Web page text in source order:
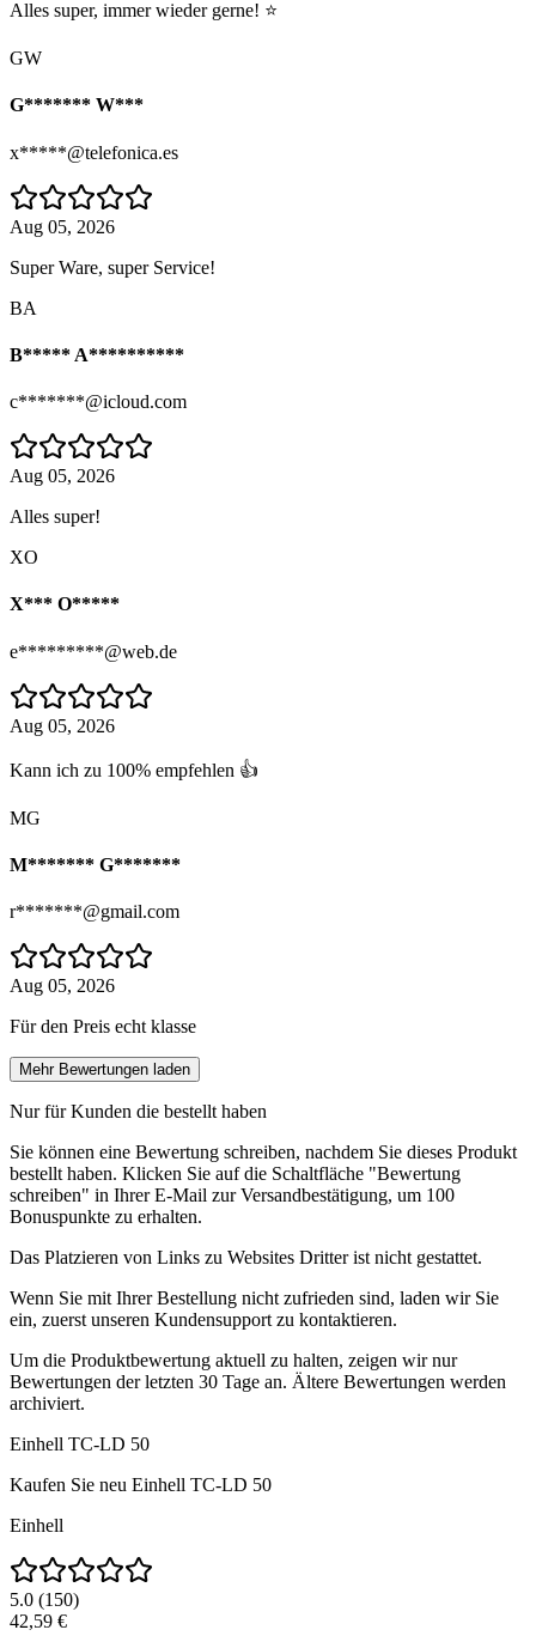
Alles super, immer wieder gerne! ⭐
GW
G******* W***
x*****@telefonica.es
Aug 05, 2026
Super Ware, super Service!
BA
B***** A**********
c*******@icloud.com
Aug 05, 2026
Alles super!
XO
X*** O*****
e*********@web.de
Aug 05, 2026
Kann ich zu 100% empfehlen 👍
MG
M******* G*******
r*******@gmail.com
Aug 05, 2026
Für den Preis echt klasse
Mehr Bewertungen laden
Nur für Kunden die bestellt haben
Sie können eine Bewertung schreiben, nachdem Sie dieses Produkt
bestellt haben. Klicken Sie auf die Schaltfläche "Bewertung
schreiben" in Ihrer E-Mail zur Versandbestätigung, um 100
Bonuspunkte zu erhalten.
Das Platzieren von Links zu Websites Dritter ist nicht gestattet.
Wenn Sie mit Ihrer Bestellung nicht zufrieden sind, laden wir Sie
ein, zuerst unseren Kundensupport zu kontaktieren.
Um die Produktbewertung aktuell zu halten, zeigen wir nur
Bewertungen der letzten 30 Tage an. Ältere Bewertungen werden
archiviert.
Einhell TC-LD 50
Kaufen Sie neu Einhell TC-LD 50
Einhell
5.0 (150)
42,59 €